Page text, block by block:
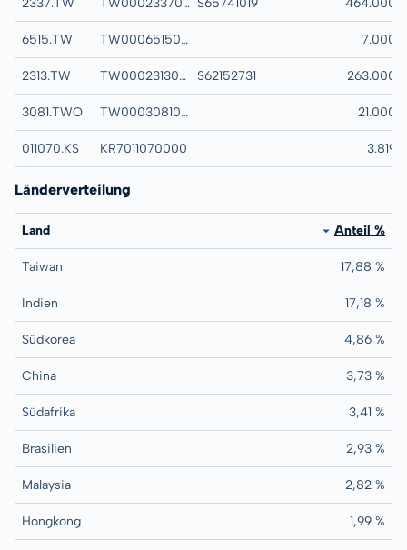
2337.TW TW0002337003 S65741019 MACRONIX464.000
6515.TW TW0006515000 WINWAY 7.000
2313.TW TW0002313004 S62152731 COMPEQ263.000
3081.TWO TW0003081006 LAND MARK CORP
21.000
011070.KS KR7011070000 LG INNOTEK LTD
3.819
Länderverteilung
Land Anteil %
Taiwan 17,88 %
Indien 17,18 %
Südkorea 4,86 %
China 3,73 %
Südafrika 3,41 %
Brasilien 2,93 %
Malaysia 2,82 %
Hongkong 1,99 %